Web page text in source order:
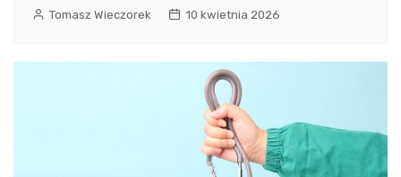
Tomasz Wieczorek 10 kwietnia 2026